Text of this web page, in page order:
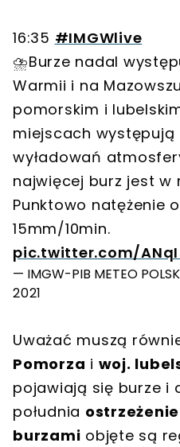
16:35 #IMGWlive
⛈️Burze nadal
Warmii i na
pomorskim i
miejscach występują
wyładowań
najwięcej burz jest w
Punktowo natężenie
15mm/10min.
pic.twitter.com/
— IMGW-PIB METEO
2021
Uważać muszą
Pomorza i woj.
pojawiają się burze i
południa
burzami objęte są